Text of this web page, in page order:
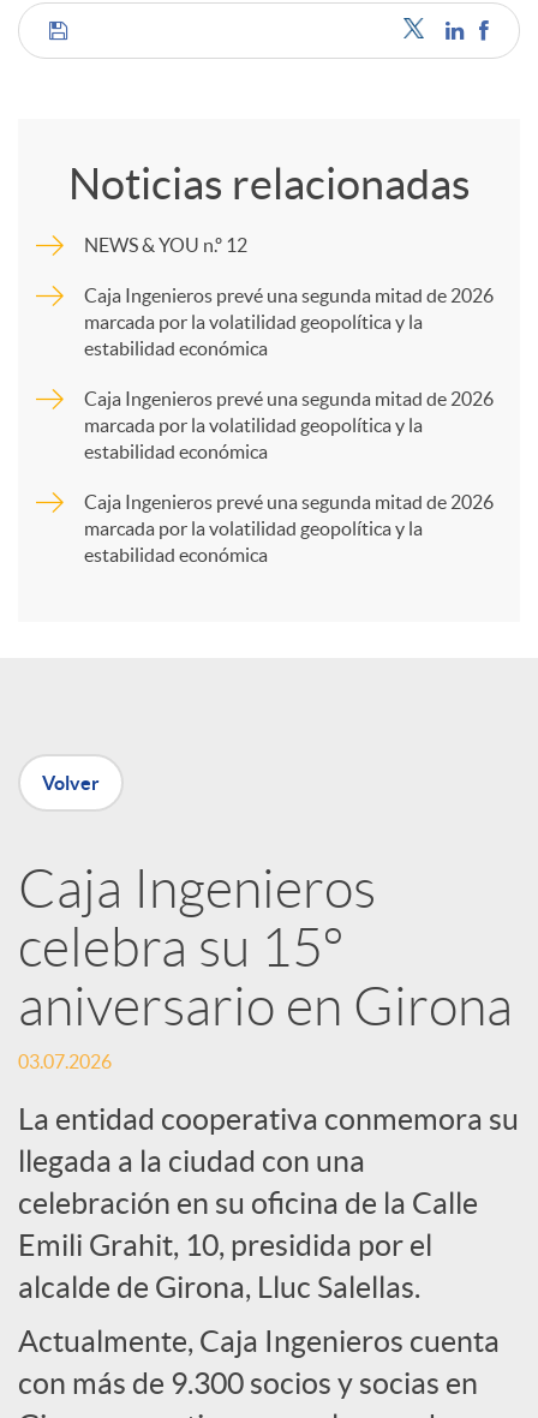
C
m
p
e
R
e
d
e
s
S
o
Noticias relacionadas
NEWS & YOU n.º 12
Caja Ingenieros prevé una segunda mitad de 2026
marcada por la volatilidad geopolítica y la
estabilidad económica
Caja Ingenieros prevé una segunda mitad de 2026
marcada por la volatilidad geopolítica y la
estabilidad económica
Caja Ingenieros prevé una segunda mitad de 2026
marcada por la volatilidad geopolítica y la
estabilidad económica
Volver
Caja Ingenieros
celebra su 15º
aniversario en Girona
03.07.2026
La entidad cooperativa conmemora su
llegada a la ciudad con una
celebración en su oficina de la Calle
Emili Grahit, 10, presidida por el
alcalde de Girona, Lluc Salellas.
Actualmente, Caja Ingenieros cuenta
con más de 9.300 socios y socias en